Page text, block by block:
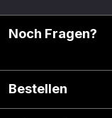
Noch Fragen?
Bestellen